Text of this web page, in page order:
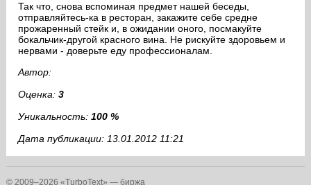
Так что, снова вспоминая предмет нашей беседы,
отправляйтесь-ка в ресторан, закажите себе средне
прожаренный стейк и, в ожидании оного, посмакуйте
бокальчик-другой красного вина. Не рискуйте здоровьем и
нервами - доверьте еду профессионалам.
Автор:
Оценка: 3
Уникальность: 100 %
Дата публикации: 13.01.2012 11:21
© 2009–2026 «TurboText» — биржа